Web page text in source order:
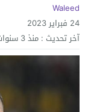
Waleed
24 فبراير 2023
آخر تحديث : منذ 3 سنوات